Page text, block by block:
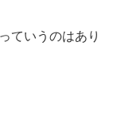
ていうのはあり